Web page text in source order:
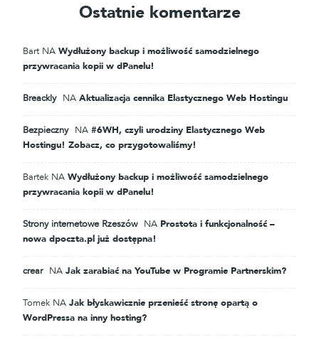
Ostatnie komentarze
Bart NA Wydłużony backup i możliwość samodzielnego
przywracania kopii w dPanelu!
Breackly NA Aktualizacja cennika Elastycznego Web Hostingu
Bezpieczny NA #6WH, czyli urodziny Elastycznego Web
Hostingu! Zobacz, co przygotowaliśmy!
Bartek NA Wydłużony backup i możliwość samodzielnego
przywracania kopii w dPanelu!
Strony internetowe Rzeszów NA Prostota i funkcjonalność –
nowa dpoczta.pl już dostępna!
crear NA Jak zarabiać na YouTube w Programie Partnerskim?
Tomek NA Jak błyskawicznie przenieść stronę opartą o
WordPressa na inny hosting?